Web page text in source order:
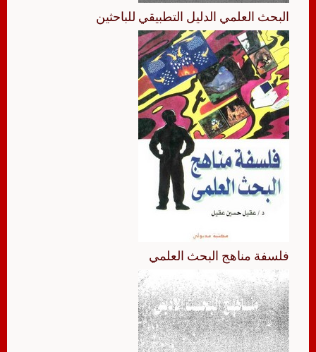
البحث العلمي الدليل التطبيقي للباحثين
فلسفة مناهج البحث العلمي